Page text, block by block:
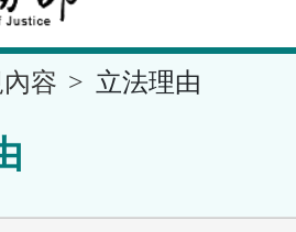
容 立法理由